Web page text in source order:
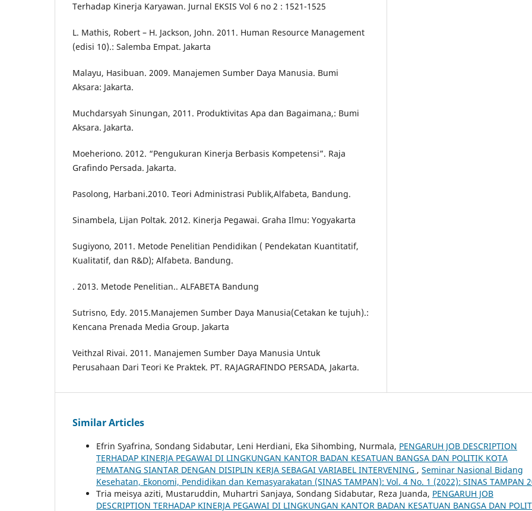
Terhadap Kinerja Karyawan. Jurnal EKSIS Vol 6 no 2 : 1521-1525
L. Mathis, Robert – H. Jackson, John. 2011. Human Resource Management
(edisi 10).: Salemba Empat. Jakarta
Malayu, Hasibuan. 2009. Manajemen Sumber Daya Manusia. Bumi
Aksara: Jakarta.
Muchdarsyah Sinungan, 2011. Produktivitas Apa dan Bagaimana,: Bumi
Aksara. Jakarta.
Moeheriono. 2012. “Pengukuran Kinerja Berbasis Kompetensi”. Raja
Grafindo Persada. Jakarta.
Pasolong, Harbani.2010. Teori Administrasi Publik,Alfabeta, Bandung.
Sinambela, Lijan Poltak. 2012. Kinerja Pegawai. Graha Ilmu: Yogyakarta
Sugiyono, 2011. Metode Penelitian Pendidikan ( Pendekatan Kuantitatif,
Kualitatif, dan R&D); Alfabeta. Bandung.
. 2013. Metode Penelitian.. ALFABETA Bandung
Sutrisno, Edy. 2015.Manajemen Sumber Daya Manusia(Cetakan ke tujuh).:
Kencana Prenada Media Group. Jakarta
Veithzal Rivai. 2011. Manajemen Sumber Daya Manusia Untuk
Perusahaan Dari Teori Ke Praktek. PT. RAJAGRAFINDO PERSADA, Jakarta.
Similar Articles
Efrin Syafrina, Sondang Sidabutar, Leni Herdiani, Eka Sihombing, Nurmala, PENGARUH JOB DESCRIPTION
TERHADAP KINERJA PEGAWAI DI LINGKUNGAN KANTOR BADAN KESATUAN BANGSA DAN POLITIK KOTA
PEMATANG SIANTAR DENGAN DISIPLIN KERJA SEBAGAI VARIABEL INTERVENING , Seminar Nasional Bidang
Kesehatan, Ekonomi, Pendidikan dan Kemasyarakatan (SINAS TAMPAN): Vol. 4 No. 1 (2022): SINAS TAMPAN
Tria meisya aziti, Mustaruddin, Muhartri Sanjaya, Sondang Sidabutar, Reza Juanda, PENGARUH JOB
DESCRIPTION TERHADAP KINERJA PEGAWAI DI LINGKUNGAN KANTOR BADAN KESATUAN BANGSA DAN